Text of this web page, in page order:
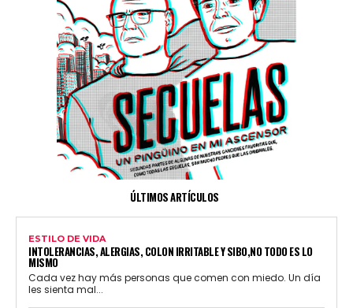
ÚLTIMOS ARTÍCULOS
ESTILO DE VIDA
INTOLERANCIAS, ALERGIAS, COLON IRRITABLE Y SIBO,NO TODO ES LO
MISMO
Cada vez hay más personas que comen con miedo. Un día
les sienta mal...